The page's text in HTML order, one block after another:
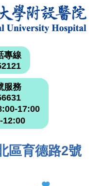
專線
服務
17:00
12:00
區育德路2號